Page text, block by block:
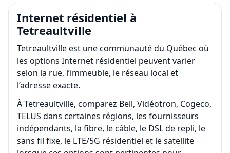
Internet résidentiel à
Tetreaultville
Tetreaultville est une communauté du Québec où
les options Internet résidentiel peuvent varier
selon la rue, l’immeuble, le réseau local et
l’adresse exacte.
À Tetreaultville, comparez Bell, Vidéotron, Cogeco,
TELUS dans certaines régions, les fournisseurs
indépendants, la fibre, le câble, le DSL de repli, le
sans fil fixe, le LTE/5G résidentiel et le satellite